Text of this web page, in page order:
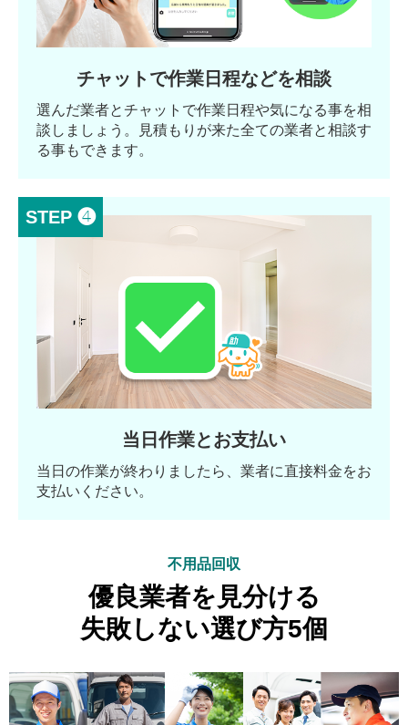
チャットで作業日程などを相談
選んだ業者とチャットで作業日程や気になる事を相
談しましょう。見積もりが来た全ての業者と相談す
る事もできます。
STEP ❹
当日作業とお支払い
当日の作業が終わりましたら、業者に直接料金をお
支払いください。
不用品回収
優良業者を見分ける
失敗しない選び方5個